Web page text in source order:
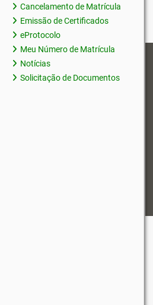
Cancelamento de Matrícula
Emissão de Certificados
eProtocolo
Meu Número de Matrícula
Notícias
Solicitação de Documentos